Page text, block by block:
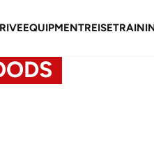
EQUIPMENTREISE